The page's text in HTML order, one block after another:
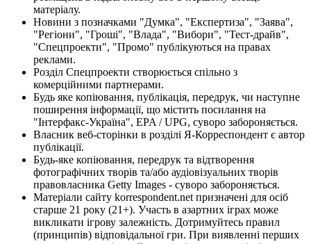
матеріалу.
Новини з позначками "Думка", "Експертиза", "Заява",
"Регіони", "Гроші", "Влада", "Вибори", "Тест-драйв",
"Спецпроекти", "Промо" публікуються на правах
реклами.
Розділ Спецпроекти створюється спільно з
комерційними партнерами.
Будь яке копіювання, публікація, передрук, чи наступне
поширення інформації, що містить посилання на
"Інтерфакс-Україна", EPA / UPG, суворо забороняється.
Власник веб-сторінки в розділі Я-Корреспондент є автор
публікації.
Будь-яке копіювання, передрук та відтворення
фотографічних творів та/або аудіовізуальних творів
правовласника Getty Images - суворо забороняється.
Матеріали сайту korrespondent.net призначені для осіб
старше 21 року (21+). Участь в азартних іграх може
викликати ігрову залежність. Дотримуйтесь правил
(принципів) відповідальної гри. При виявленні перших